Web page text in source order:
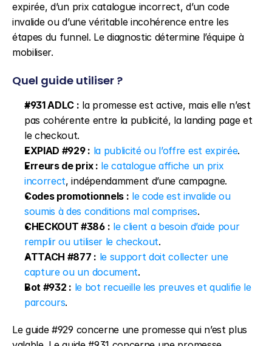
expirée, d’un prix catalogue incorrect, d’un code
invalide ou d’une véritable incohérence entre les
étapes du funnel. Le diagnostic détermine l’équipe à
mobiliser.
Quel guide utiliser ?
#931 ADLC : la promesse est active, mais elle n’est
pas cohérente entre la publicité, la landing page et
le checkout.
EXPIAD #929 : la publicité ou l’offre est expirée.
Erreurs de prix : le catalogue affiche un prix
incorrect, indépendamment d’une campagne.
Codes promotionnels : le code est invalide ou
soumis à des conditions mal comprises.
CHECKOUT #386 : le client a besoin d’aide pour
remplir ou utiliser le checkout.
ATTACH #877 : le support doit collecter une
capture ou un document.
Bot #932 : le bot recueille les preuves et qualifie le
parcours.
Le guide #929 concerne une promesse qui n’est plus